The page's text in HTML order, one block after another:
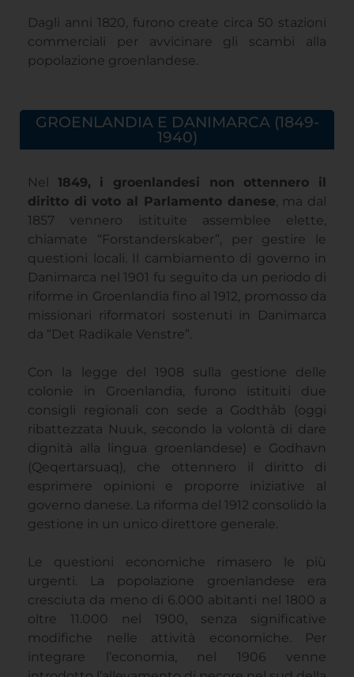
Dagli anni 1820, furono create circa 50 stazioni
commerciali per avvicinare gli scambi alla
popolazione groenlandese.
GROENLANDIA E DANIMARCA (1849-
1940)
Nel 1849, i groenlandesi non ottennero il
diritto di voto al Parlamento danese, ma dal
1857 vennero istituite assemblee elette,
chiamate “Forstanderskaber”, per gestire le
questioni locali. Il cambiamento di governo in
Danimarca nel 1901 fu seguito da un periodo di
riforme in Groenlandia fino al 1912, promosso da
missionari riformatori sostenuti in Danimarca
da “Det Radikale Venstre”.
Con la legge del 1908 sulla gestione delle
colonie in Groenlandia, furono istituiti due
consigli regionali con sede a Godthåb (oggi
ribattezzata Nuuk, secondo la volontà di dare
dignità alla lingua groenlandese) e Godhavn
(Qeqertarsuaq), che ottennero il diritto di
esprimere opinioni e proporre iniziative al
governo danese. La riforma del 1912 consolidò la
gestione in un unico direttore generale.
Le questioni economiche rimasero le più
urgenti. La popolazione groenlandese era
cresciuta da meno di 6.000 abitanti nel 1800 a
oltre 11.000 nel 1900, senza significative
modifiche nelle attività economiche. Per
integrare l’economia, nel 1906 venne